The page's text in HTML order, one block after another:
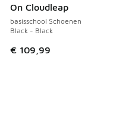
On Cloudleap
basisschool Schoenen
Black - Black
€ 109,99